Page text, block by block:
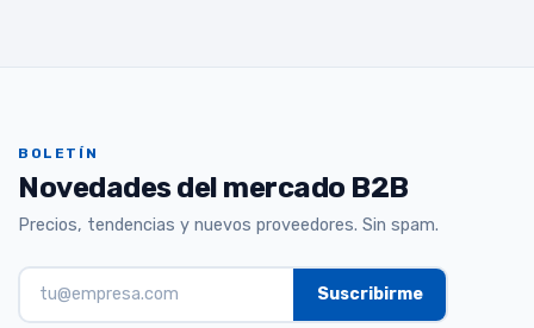
BOLETÍN
Novedades del mercado B2B
Precios, tendencias y nuevos proveedores. Sin spam.